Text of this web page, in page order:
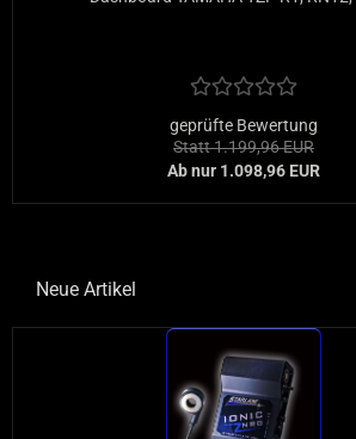
geprüfte Bewertung
Statt 1.199,96 EUR
Ab nur 1.098,96 EUR
Neue Artikel